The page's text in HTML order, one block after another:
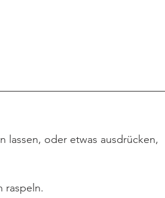
lassen, oder etwas ausdrücken,
raspeln.